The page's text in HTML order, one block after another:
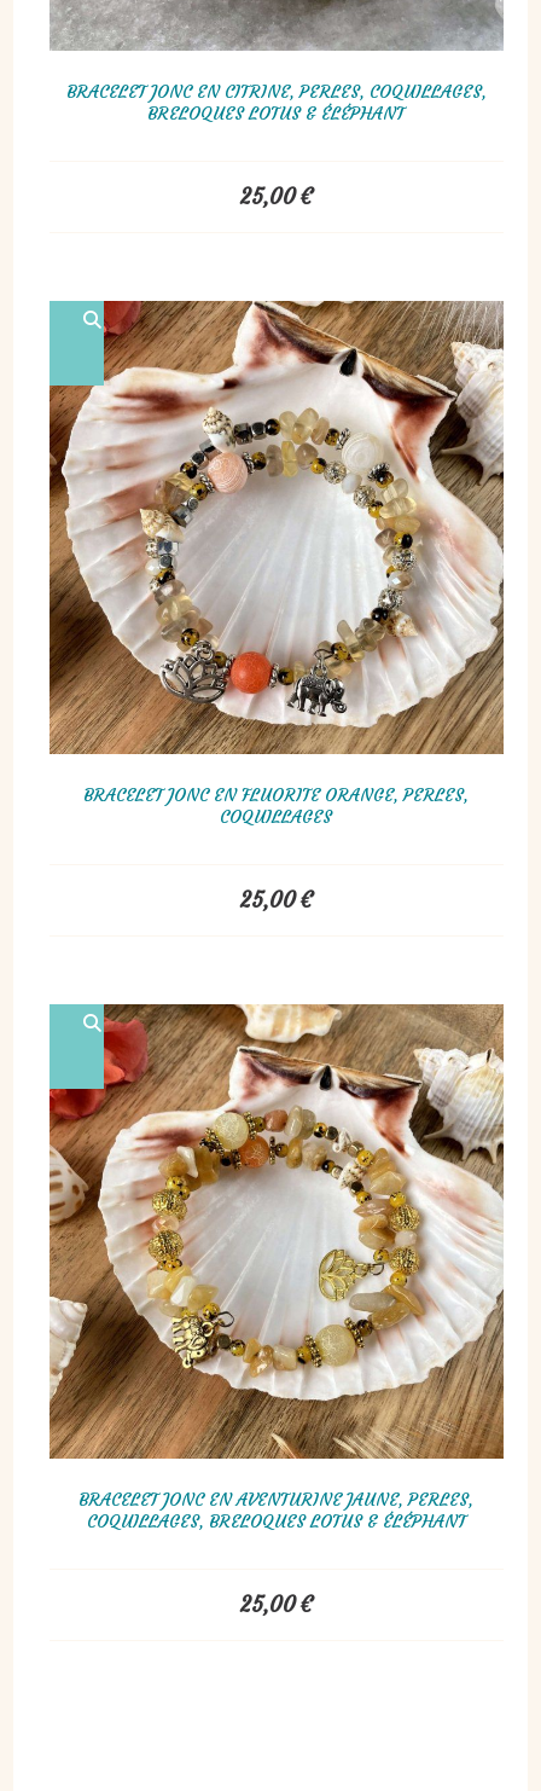
BRACELET JONC EN CITRINE, PERLES, COQUILLAGES,
BRELOQUES LOTUS & ÉLÉPHANT
25,00€
BRACELET JONC EN FLUORITE ORANGE, PERLES,
COQUILLAGES
25,00€
BRACELET JONC EN AVENTURINE JAUNE, PERLES,
COQUILLAGES, BRELOQUES LOTUS & ÉLÉPHANT
25,00€